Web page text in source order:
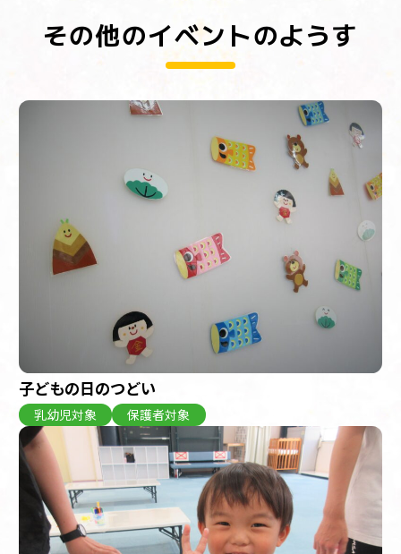
その他のイベントのようす
子どもの日のつどい
乳幼児対象 保護者対象